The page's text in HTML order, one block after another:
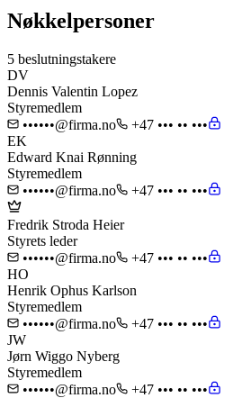
Nøkkelpersoner
5 beslutningstakere
DV
Dennis Valentin Lopez
Styremedlem
••••••@firma.no
+47 ••• •• •••
EK
Edward Knai Rønning
Styremedlem
••••••@firma.no
+47 ••• •• •••
Fredrik Stroda Heier
Styrets leder
••••••@firma.no
+47 ••• •• •••
HO
Henrik Ophus Karlson
Styremedlem
••••••@firma.no
+47 ••• •• •••
JW
Jørn Wiggo Nyberg
Styremedlem
••••••@firma.no
+47 ••• •• •••